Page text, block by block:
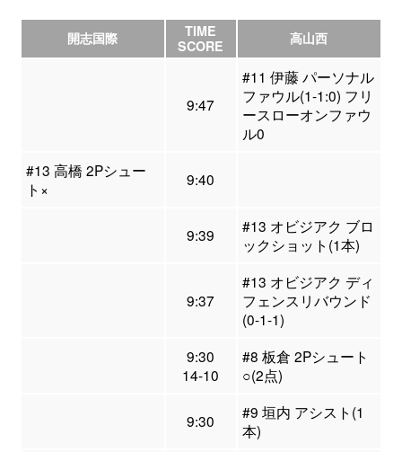
開志国際
TIME
SCORE
高山西
9:47
#11 伊藤 パーソナル
ファウル(1-1:0) フリ
ースローオンファウ
ル0
#13 高橋 2Pシュー
ト×
9:40
9:39
#13 オビジアク ブロ
ックショット(1本)
9:37
#13 オビジアク ディ
フェンスリバウンド
(0-1-1)
9:30
14-10
#8 板倉 2Pシュート
○(2点)
9:30
#9 垣内 アシスト(1
本)